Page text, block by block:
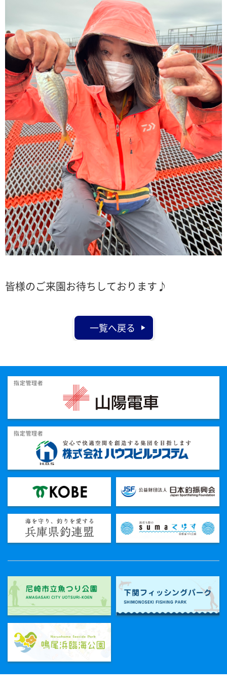
皆様のご来園お待ちしております♪
一覧へ戻る